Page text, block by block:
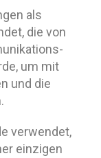
als
die von
um mit
und die
verwendet,
einzigen